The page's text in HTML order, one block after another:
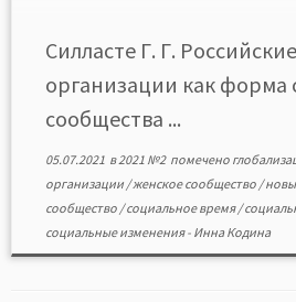
образованием новых форм
при отсутствии распавшихся в
Силласте Г. Г.
организации как форма
сообщества ...
05.07.2021в2021 №2 помечено
организации /женское сообщество /
сообщество /социальное время/
социальные изменения- Инна Кодина